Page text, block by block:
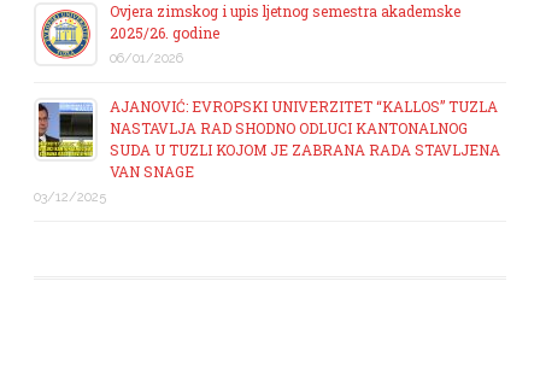
Ovjera zimskog i upis ljetnog semestra akademske
2025/26. godine
06/01/2026
AJANOVIĆ: EVROPSKI UNIVERZITET “KALLOS” TUZLA
NASTAVLJA RAD SHODNO ODLUCI KANTONALNOG
SUDA U TUZLI KOJOM JE ZABRANA RADA STAVLJENA
VAN SNAGE
03/12/2025